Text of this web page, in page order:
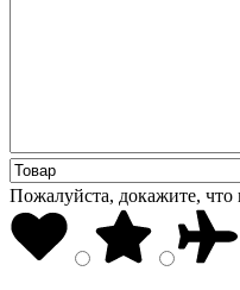
Пожалуйста, докажите, что